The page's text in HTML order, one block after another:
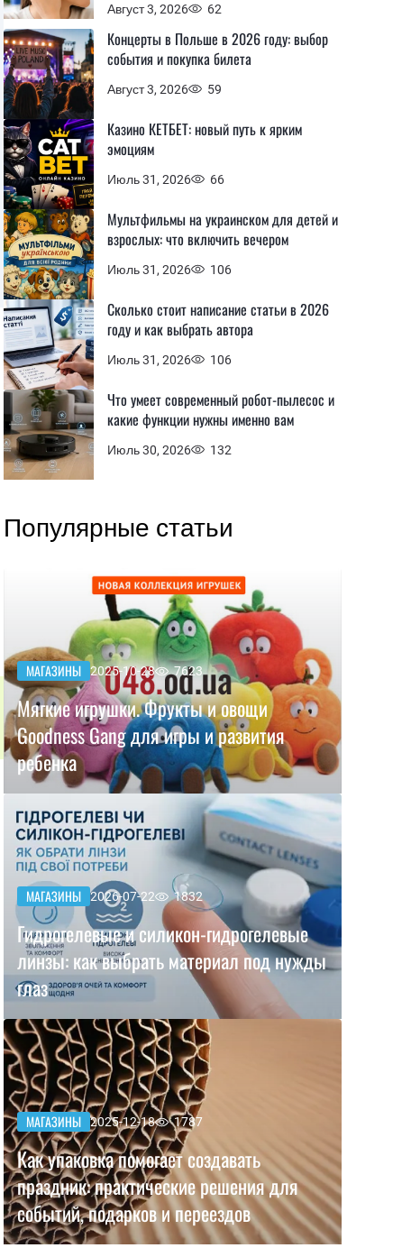
Август 3, 2026 62
Август 3, 2026 59
Концерты в Польше в 2026 году: выбор
события и покупка билета
Июль 31, 2026 66
Казино КЕТБЕТ: новый путь к ярким
эмоциям
Июль 31, 2026 106
Мультфильмы на украинском для детей и
взрослых: что включить вечером
Июль 31, 2026 106
Сколько стоит написание статьи в 2026
году и как выбрать автора
Июль 30, 2026 132
Что умеет современный робот-пылесос и
какие функции нужны именно вам
Популярные статьи
МАГАЗИНЫ 2025-10-28 7623
Мягкие игрушки. Фрукты и овощи
Goodness Gang для игры и развития
ребенка
МАГАЗИНЫ 2026-07-22 1832
Гидрогелевые и силикон-гидрогелевые
линзы: как выбрать материал под нужды
глаз
МАГАЗИНЫ 2025-12-18 1787
Как упаковка помогает создавать
праздник: практические решения для
событий, подарков и переездов